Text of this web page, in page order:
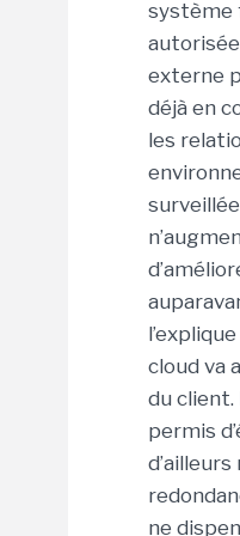
système
externe
déjà en
les
cloud va
du client.
permis
ne